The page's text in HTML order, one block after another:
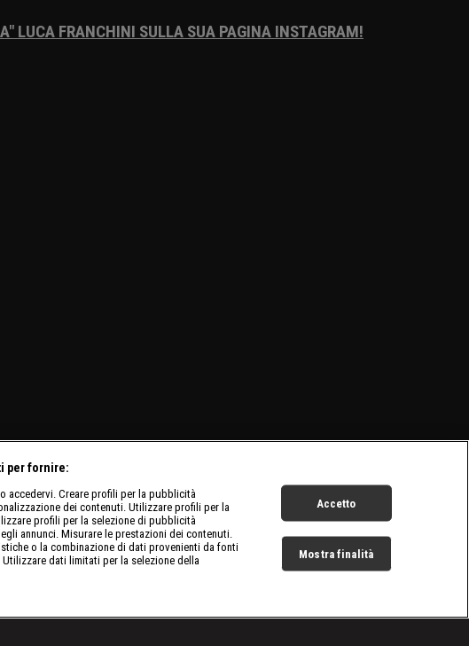
LUCA FRANCHINI SULLA SUA PAGINA INSTAGRAM!
per fornire:
accedervi. Creare profili per la pubblicità
dei contenuti. Utilizzare profili per la
profili per la selezione di pubblicità
annunci. Misurare le prestazioni dei contenuti.
o la combinazione di dati provenienti da fonti
dati limitati per la selezione della
Accetto
Mostra finalità